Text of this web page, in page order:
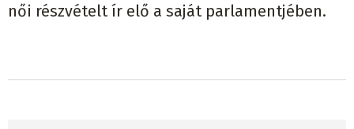
női részvételt ír elő a saját parlamentjében.